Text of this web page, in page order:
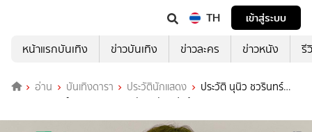
TH
เข้าสู่ระบบ
หน้าแรกบันเทิง
ข่าวบันเทิง ข่าวละคร ข่าวหนัง รี
อ่าน บันเทิงดารา ประวัตินักแสดง
ประวัติ นุนิว ชวรินทร์
เพริศพิริยะวงศ์ พระเอก ภารกิจ(ลับ)ฉบับแฟนด้อม Mission Fan-Possible